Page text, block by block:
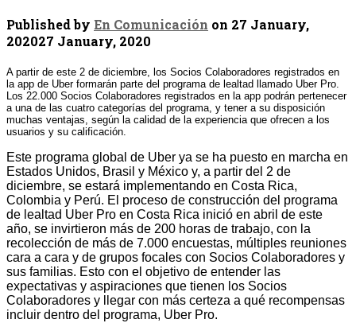
Published by En Comunicación on 27 January,
202027 January, 2020
A partir de este 2 de diciembre, los Socios Colaboradores registrados en
la app de Uber formarán parte del programa de lealtad llamado Uber Pro.
Los 22.000 Socios Colaboradores registrados en la app podrán pertenecer
a una de las cuatro categorías del programa, y tener a su disposición
muchas ventajas, según la calidad de la experiencia que ofrecen a los
usuarios y su calificación.
Este programa global de Uber ya se ha puesto en marcha en
Estados Unidos, Brasil y México y, a partir del 2 de
diciembre, se estará implementando en Costa Rica,
Colombia y Perú. El proceso de construcción del programa
de lealtad Uber Pro en Costa Rica inició en abril de este
año, se invirtieron más de 200 horas de trabajo, con la
recolección de más de 7.000 encuestas, múltiples reuniones
cara a cara y de grupos focales con Socios Colaboradores y
sus familias. Esto con el objetivo de entender las
expectativas y aspiraciones que tienen los Socios
Colaboradores y llegar con más certeza a qué recompensas
incluir dentro del programa, Uber Pro.